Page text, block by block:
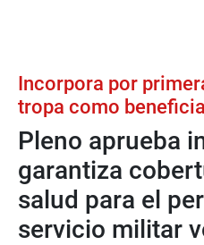
Incorpora por
tropa como
Pleno aprueba
garantiza
salud para el
servicio militar